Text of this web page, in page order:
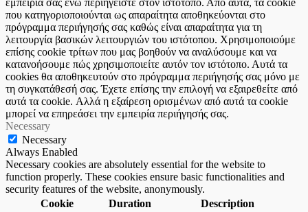
εμπειρία σας ενώ περιηγείστε στον ιστότοπο. Από αυτά, τα cookie
που κατηγοριοποιούνται ως απαραίτητα αποθηκεύονται στο
πρόγραμμα περιήγησής σας καθώς είναι απαραίτητα για τη
λειτουργία βασικών λειτουργιών του ιστότοπου. Χρησιμοποιούμε
επίσης cookie τρίτων που μας βοηθούν να αναλύσουμε και να
κατανοήσουμε πώς χρησιμοποιείτε αυτόν τον ιστότοπο. Αυτά τα
cookies θα αποθηκευτούν στο πρόγραμμα περιήγησής σας μόνο με
τη συγκατάθεσή σας. Έχετε επίσης την επιλογή να εξαιρεθείτε από
αυτά τα cookie. Αλλά η εξαίρεση ορισμένων από αυτά τα cookie
μπορεί να επηρεάσει την εμπειρία περιήγησής σας.
Necessary
Necessary
Always Enabled
Necessary cookies are absolutely essential for the website to
function properly. These cookies ensure basic functionalities and
security features of the website, anonymously.
Cookie
Duration Description